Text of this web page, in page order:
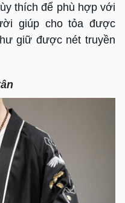
thích để phù hợp với
giúp cho tỏa được
giữ được nét truyền